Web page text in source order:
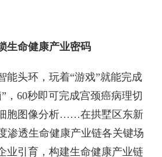
生命健康产业密码
能头环，玩着“游戏”就能完成
，60秒即可完成宫颈癌病理切
胞图像分析……在拱墅区东新
渗透生命健康产业链各关键场
业引育，构建生命健康产业链